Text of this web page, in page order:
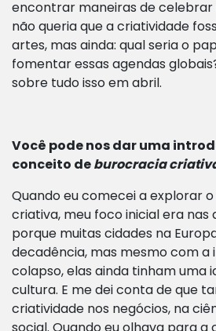
encontrar maneiras de celebrar
não queria que a criatividade
artes, mas ainda: qual seria o
fomentar essas agendas
sobre tudo isso em abril.
Você pode nos dar uma
conceito deburocracia
Quando eu comecei a explorar
criativa, meu foco inicial era nas
porque muitas cidades na
decadência, mas mesmo com a
colapso, elas ainda tinham uma
cultura. E me dei conta de que
criatividade nos negócios, na